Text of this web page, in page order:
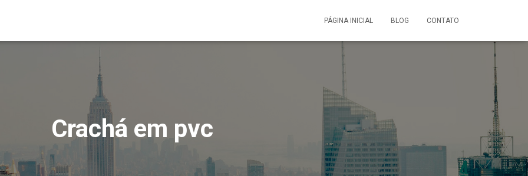
PÁGINA INICIAL BLOG CONTATO
Crachá em pvc